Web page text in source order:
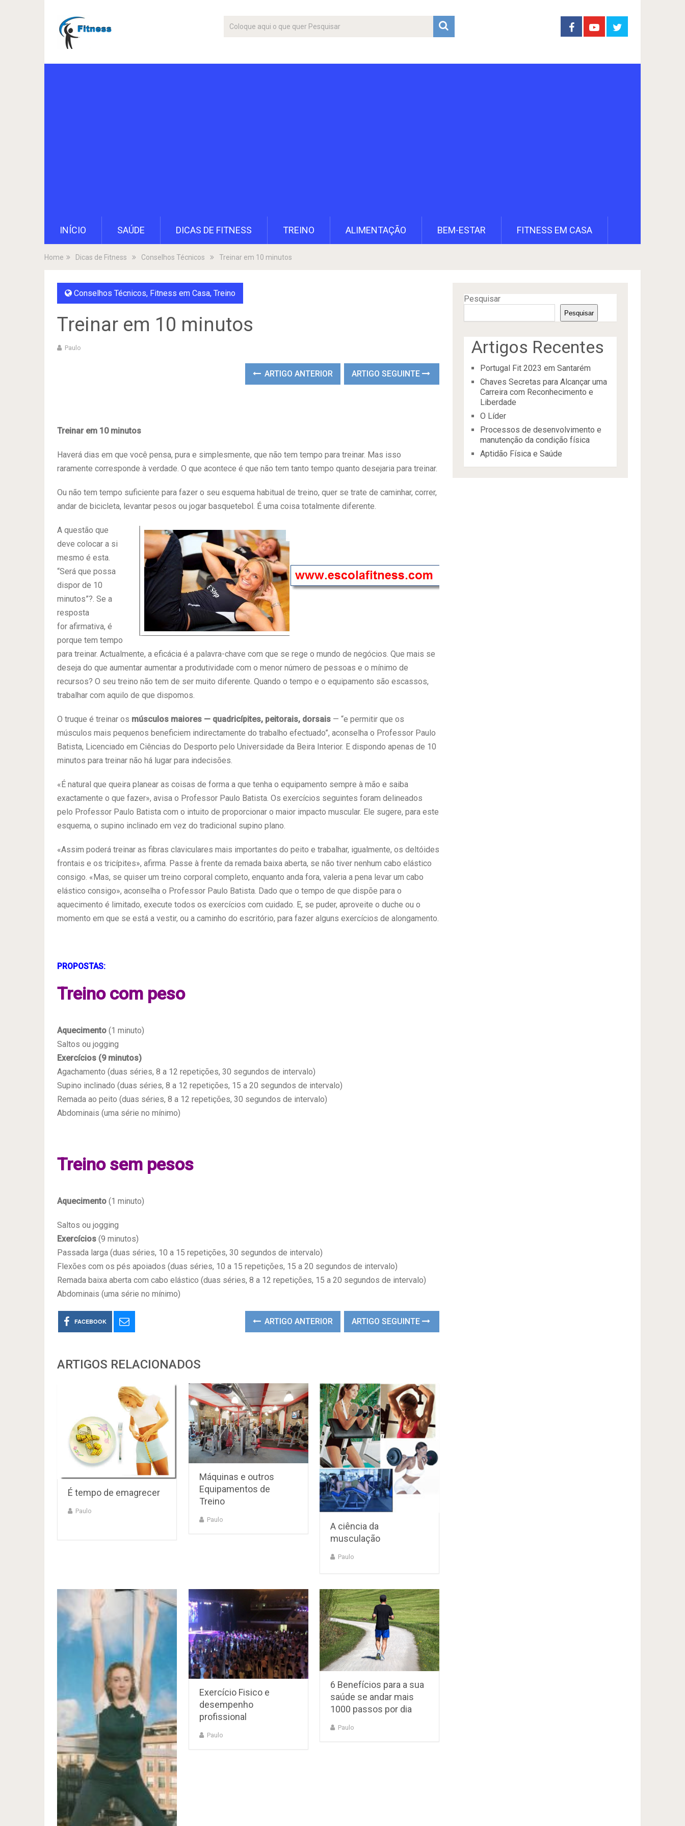
INÍCIO SAÚDE DICAS DE FITNESS TREINO ALIMENTAÇÃO BEM-ESTAR FITNESS EM CASA
Home Dicas de Fitness Conselhos Técnicos Treinar em 10 minutos
Conselhos Técnicos, Fitness em Casa, Treino
Treinar em 10 minutos
Paulo
ARTIGO ANTERIOR ARTIGO SEGUINTE
Treinar em 10 minutos
Haverá dias em que você pensa, pura e simplesmente, que não tem tempo para treinar. Mas isso
raramente corresponde à verdade. O que acontece é que não tem tanto tempo quanto desejaria para treinar.
Ou não tem tempo suficiente para fazer o seu esquema habitual de treino, quer se trate de caminhar, correr,
andar de bicicleta, levantar pesos ou jogar basquetebol. É uma coisa totalmente diferente.
A questão que
deve colocar a si
mesmo é esta.
“Será que possa
dispor de 10
minutos”?. Se a
resposta
for afirmativa, é
porque tem tempo
para treinar. Actualmente, a eficácia é a palavra-chave com que se rege o mundo de negócios. Que mais se
deseja do que aumentar aumentar a produtividade com o menor número de pessoas e o mínimo de
recursos? O seu treino não tem de ser muito diferente. Quando o tempo e o equipamento são escassos,
trabalhar com aquilo de que dispomos.
O truque é treinar os músculos maiores — quadricípites, peitorais, dorsais — “e permitir que os
músculos mais pequenos beneficiem indirectamente do trabalho efectuado”, aconselha o Professor Paulo
Batista, Licenciado em Ciências do Desporto pelo Universidade da Beira Interior. E dispondo apenas de 10
minutos para treinar não há lugar para indecisões.
«É natural que queira planear as coisas de forma a que tenha o equipamento sempre à mão e saiba
exactamente o que fazer», avisa o Professor Paulo Batista. Os exercícios seguintes foram delineados
pelo Professor Paulo Batista com o intuito de proporcionar o maior impacto muscular. Ele sugere, para este
esquema, o supino inclinado em vez do tradicional supino plano.
«Assim poderá treinar as fibras claviculares mais importantes do peito e trabalhar, igualmente, os deltóides
frontais e os tricípites», afirma. Passe à frente da remada baixa aberta, se não tiver nenhum cabo elástico
consigo. «Mas, se quiser um treino corporal completo, enquanto anda fora, valeria a pena levar um cabo
elástico consigo», aconselha o Professor Paulo Batista. Dado que o tempo de que dispõe para o
aquecimento é limitado, execute todos os exercícios com cuidado. E, se puder, aproveite o duche ou o
momento em que se está a vestir, ou a caminho do escritório, para fazer alguns exercícios de alongamento.
PROPOSTAS:
Treino com peso
Aquecimento (1 minuto)
Saltos ou jogging
Exercícios (9 minutos)
Agachamento (duas séries, 8 a 12 repetições, 30 segundos de intervalo)
Supino inclinado (duas séries, 8 a 12 repetições, 15 a 20 segundos de intervalo)
Remada ao peito (duas séries, 8 a 12 repetições, 30 segundos de intervalo)
Abdominais (uma série no mínimo)
Treino sem pesos
Aquecimento (1 minuto)
Saltos ou jogging
Exercícios (9 minutos)
Passada larga (duas séries, 10 a 15 repetições, 30 segundos de intervalo)
Flexões com os pés apoiados (duas séries, 10 a 15 repetições, 15 a 20 segundos de intervalo)
Remada baixa aberta com cabo elástico (duas séries, 8 a 12 repetições, 15 a 20 segundos de intervalo)
Abdominais (uma série no mínimo)
FACEBOOK ARTIGO ANTERIOR ARTIGO SEGUINTE
ARTIGOS RELACIONADOS
É tempo de emagrecer
Paulo
Máquinas e outros
Equipamentos de
Treino
Paulo
A ciência da
musculação
Paulo
Exercício Fisico e
desempenho
profissional
Paulo
6 Benefícios para a sua
saúde se andar mais
1000 passos por dia
Paulo
Pesquisar
Pesquisar
Artigos Recentes
Portugal Fit 2023 em Santarém
Chaves Secretas para Alcançar uma
Carreira com Reconhecimento e
Liberdade
O Líder
Processos de desenvolvimento e
manutenção da condição física
Aptidão Física e Saúde